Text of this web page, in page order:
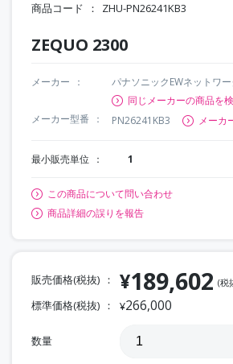
商品コード ZHU-PN26241KB3
ZEQUO 2300
メーカー
パナソニックEWネットワ
同じメーカーの商品を
メーカー型番
PN26241KB3 メーカ
最小販売単位 1
この商品について問い合わせ
商品詳細の誤りを報告
販売価格(税抜) ¥189,602 (税
標準価格(税抜) ¥266,000
数量